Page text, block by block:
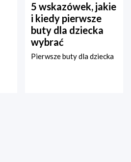
5 wskazówek, jakie
i kiedy pierwsze
buty dla dziecka
wybrać
Pierwsze buty dla dziecka